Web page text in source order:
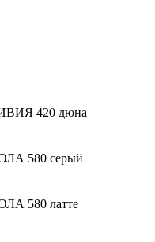
420 дюна
580 серый
580 латте